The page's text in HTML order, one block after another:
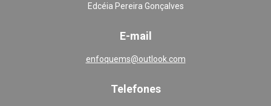
Edcéia Pereira Gonçalves
E-mail
enfoquems@outlook.com
Telefones